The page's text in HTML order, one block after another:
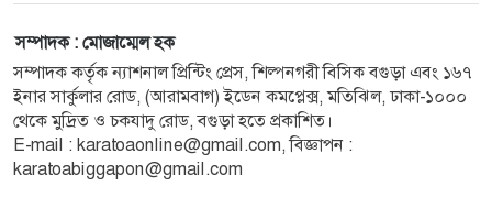
সম্পাদক : মোজাম্মেল হক
সম্পাদক কর্তৃক ন্যাশনাল প্রিন্টিং প্রেস, শিল্পনগরী বিসিক বগুড়া এবং ১৬৭
ইনার সার্কুলার রোড, (আরামবাগ) ইডেন কমপ্লেক্স, মতিঝিল, ঢাকা-১০০০
থেকে মুদ্রিত ও চকযাদু রোড, বগুড়া হতে প্রকাশিত।
E-mail : karatoaonline@gmail.com, বিজ্ঞাপন :
karatoabiggapon@gmail.com